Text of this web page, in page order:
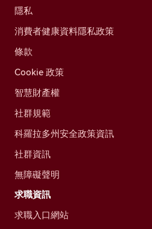
隱私
消費者健康資料隱私政策
條款
Cookie 政策
智慧財產權
社群規範
科羅拉多州安全政策資訊
社群資訊
無障礙聲明
求職資訊
求職入口網站